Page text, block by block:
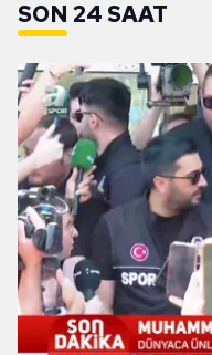
SON 24 SAAT